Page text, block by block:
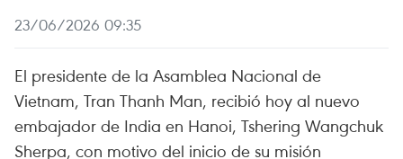
23/06/2026 09:35
El presidente de la Asamblea Nacional de
Vietnam, Tran Thanh Man, recibió hoy al nuevo
embajador de India en Hanoi, Tshering Wangchuk
Sherpa, con motivo del inicio de su misión